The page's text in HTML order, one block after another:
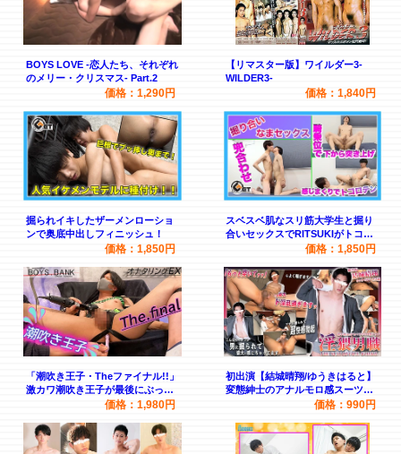
BOYS LOVE -恋人たち、それぞれ
のメリー・クリスマス- Part.2
価格：1,290円
【リマスター版】ワイルダー3-
WILDER3-
価格：1,840円
掘られイキしたザーメンローショ
ンで奥底中出しフィニッシュ！
価格：1,850円
スベスベ肌なスリ筋大学生と掘り
合いセックスでRITSUKIがトコロ
価格：1,850円
「潮吹き王子・Theファイナル!!」
激カワ潮吹き王子が最後にぶっ放
価格：1,980円
初出演【結城晴翔/ゆうきはると】
変態紳士のアナルモロ感スーツリ
ーマン！エロ過ぎ注意！でかまら
価格：990円